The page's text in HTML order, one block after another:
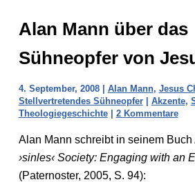
Alan Mann über das
Sühneopfer von
4. September, 2008 | Alan Mann, Jesus
Stellvertretendes Sühneopfer| Akzente,
Theologiegeschichte| 2 Kommentare
Alan Mann schreibt in seinem Buch
›sinles‹ Society: Engaging with an
(Paternoster, 2005, S. 94):